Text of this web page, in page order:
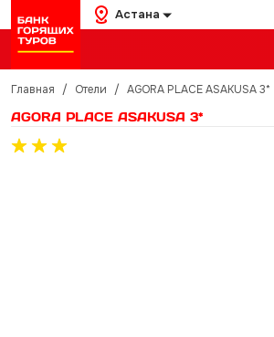
Астана
Главная / Отели / AGORA PLACE ASAKUSA 3*
AGORA PLACE ASAKUSA 3*